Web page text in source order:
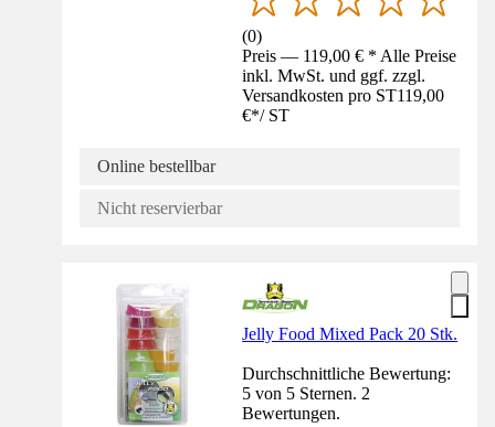
(0)
Preis — 119,00 € * Alle Preise
inkl. MwSt. und ggf. zzgl.
Versandkosten pro ST119,00
€*/ ST
Online bestellbar
Nicht reservierbar
Jelly Food Mixed Pack 20 Stk.
Durchschnittliche Bewertung:
5 von 5 Sternen. 2
Bewertungen.